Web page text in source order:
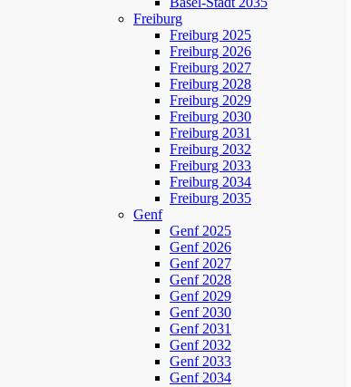
Freiburg
Freiburg 2025
Freiburg 2026
Freiburg 2027
Freiburg 2028
Freiburg 2029
Freiburg 2030
Freiburg 2031
Freiburg 2032
Freiburg 2033
Freiburg 2034
Freiburg 2035
Genf
Genf 2025
Genf 2026
Genf 2027
Genf 2028
Genf 2029
Genf 2030
Genf 2031
Genf 2032
Genf 2033
Genf 2034